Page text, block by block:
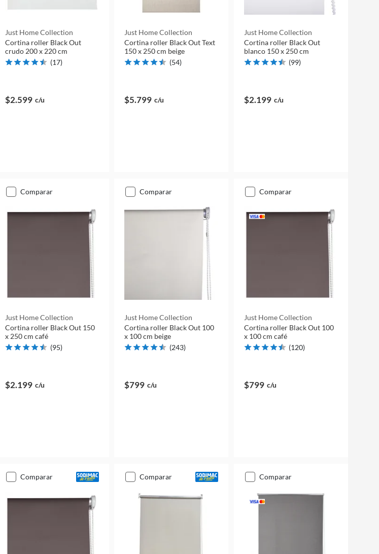
Just Home Collection
Cortina roller Black Out
crudo 200 x 220 cm
(17)
$2.599 c/u
Just Home Collection
Cortina roller Black Out Text
150 x 250 cm beige
(54)
$5.799 c/u
Just Home Collection
Cortina roller Black Out
blanco 150 x 250 cm
(99)
$2.199 c/u
comparar
Just Home Collection
Cortina roller Black Out 150
x 250 cm café
(95)
$2.199 c/u
comparar
Just Home Collection
Cortina roller Black Out 100
x 100 cm beige
(243)
$799 c/u
comparar
Just Home Collection
Cortina roller Black Out 100
x 100 cm café
(120)
$799 c/u
comparar comparar comparar